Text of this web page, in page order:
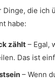
Dinge, die ich
habe:
zählt – Egal,
Das ist
– Wenn